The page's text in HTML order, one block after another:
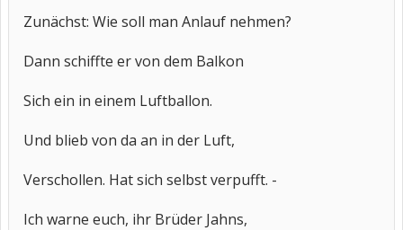
Zunächst: Wie soll man Anlauf nehmen?
Dann schiffte er von dem Balkon
Sich ein in einem Luftballon.
Und blieb von da an in der Luft,
Verschollen. Hat sich selbst verpufft. -
Ich warne euch, ihr Brüder Jahns,